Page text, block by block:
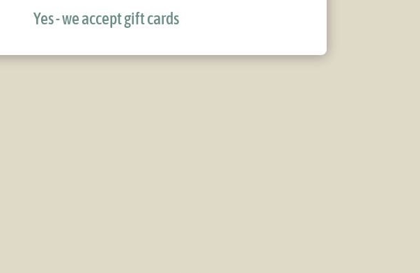
Yes - we accept gift cards